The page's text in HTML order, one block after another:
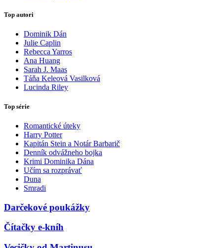
Top autori
Dominik Dán
Julie Caplin
Rebecca Yarros
Ana Huang
Sarah J. Maas
Táňa Keleová Vasilková
Lucinda Riley
Top série
Romantické úteky
Harry Potter
Kapitán Stein a Notár Barbarič
Denník odvážneho bojka
Krimi Dominika Dána
Učím sa rozprávať
Duna
Smradi
Darčekové poukážky
Čítačky e-kníh